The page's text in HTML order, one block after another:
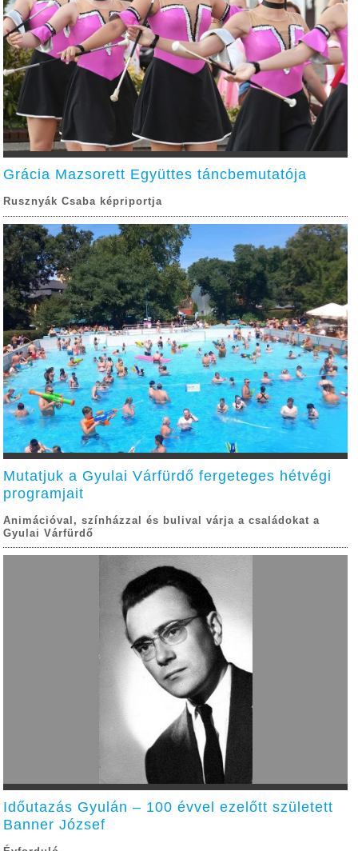
Grácia Mazsorett Együttes táncbemutatója
Rusznyák Csaba képriportja
Mutatjuk a Gyulai Várfürdő fergeteges hétvégi
programjait
Animációval, színházzal és bulival várja a családokat a
Gyulai Várfürdő
Időutazás Gyulán – 100 évvel ezelőtt született
Banner József